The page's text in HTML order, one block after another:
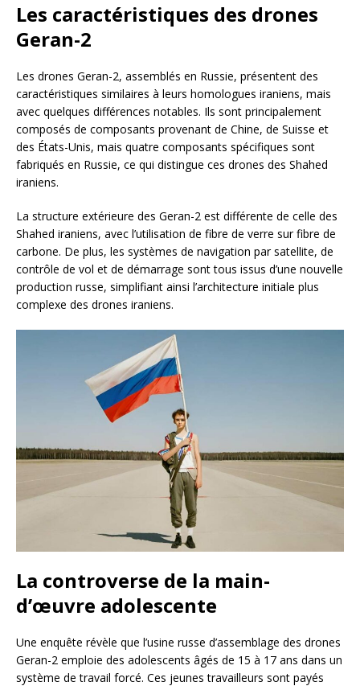
Les caractéristiques des drones
Geran-2
Les drones Geran-2, assemblés en Russie, présentent des
caractéristiques similaires à leurs homologues iraniens, mais
avec quelques différences notables. Ils sont principalement
composés de composants provenant de Chine, de Suisse et
des États-Unis, mais quatre composants spécifiques sont
fabriqués en Russie, ce qui distingue ces drones des Shahed
iraniens.
La structure extérieure des Geran-2 est différente de celle des
Shahed iraniens, avec l’utilisation de fibre de verre sur fibre de
carbone. De plus, les systèmes de navigation par satellite, de
contrôle de vol et de démarrage sont tous issus d’une nouvelle
production russe, simplifiant ainsi l’architecture initiale plus
complexe des drones iraniens.
La controverse de la main-
d’œuvre adolescente
Une enquête révèle que l’usine russe d’assemblage des drones
Geran-2 emploie des adolescents âgés de 15 à 17 ans dans un
système de travail forcé. Ces jeunes travailleurs sont payés